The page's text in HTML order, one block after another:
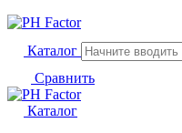
Каталог
Сравнить
Каталог